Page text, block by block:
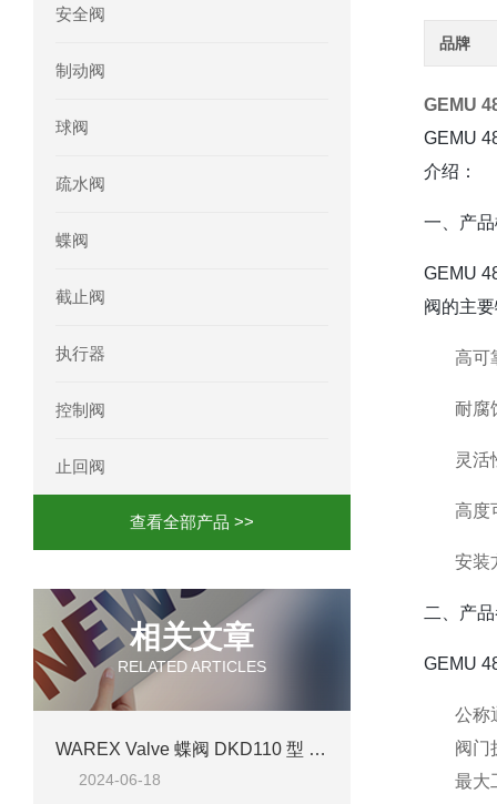
AC-MOTOREN电机FCPA 71B-2参数
安全阀
制动阀
球阀
疏水阀
蝶阀
截止阀
执行器
控制阀
止回阀
查看全部产品 >>
相关文章
RELATED ARTICLES
WAREX Valve 蝶阀 DKD110 型 DN 200 技术介绍
2024-06-18
品牌
GEMU
GEMU
介绍：
一、产
GEMU
阀的主
高可
耐腐
灵活
高度
安装
二、产
GEMU
公称
阀门
最大